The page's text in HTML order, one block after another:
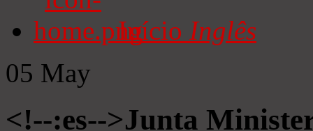
Início Inglês
05 May
<!--:es-->Junta